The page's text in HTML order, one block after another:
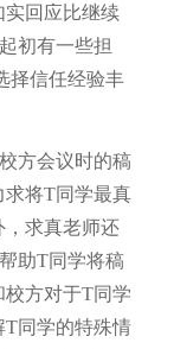
实回应比继续
初有一些担
择信任经验丰
方会议时的稿
将T同学最真
，求真老师还
助T同学将稿
方对于T同学
T同学的特殊情